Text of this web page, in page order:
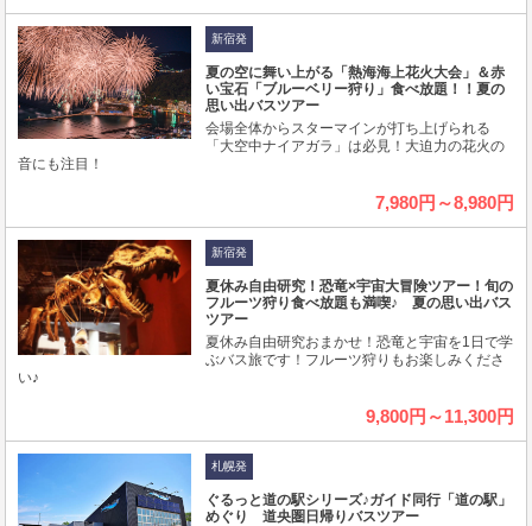
新宿発
夏の空に舞い上がる「熱海海上花火大会」＆赤
い宝石「ブルーベリー狩り」食べ放題！！夏の
思い出バスツアー
会場全体からスターマインが打ち上げられる
「大空中ナイアガラ」は必見！大迫力の花火の
音にも注目！
7,980円～8,980円
新宿発
夏休み自由研究！恐竜×宇宙大冒険ツアー！旬の
フルーツ狩り食べ放題も満喫♪ 夏の思い出バス
ツアー
夏休み自由研究おまかせ！恐竜と宇宙を1日で学
ぶバス旅です！フルーツ狩りもお楽しみくださ
い♪
9,800円～11,300円
札幌発
ぐるっと道の駅シリーズ♪ガイド同行「道の駅」
めぐり 道央圏日帰りバスツアー